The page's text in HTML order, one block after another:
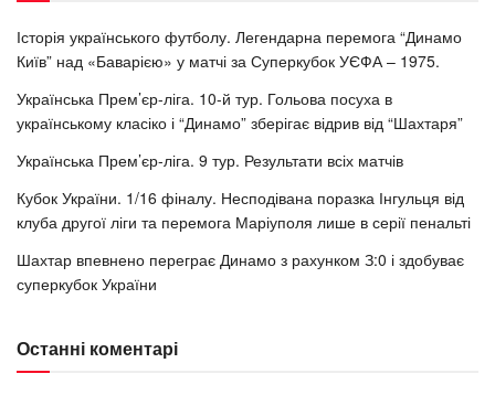
Історія українського футболу. Легендарна перемога “Динамо
Київ” над «Баварією» у матчі за Суперкубок УЄФА – 1975.
Українська Прем’єр-ліга. 10-й тур. Гольова посуха в
українському класіко і “Динамо” зберігає відрив від “Шахтаря”
Українська Прем’єр-ліга. 9 тур. Результати всіх матчів
Кубок України. 1/16 фіналу. Несподівана поразка Інгульця від
клуба другої ліги та перемога Маріуполя лише в серії пенальті
Шахтар впевнено переграє Динамо з рахунком З:0 і здобуває
суперкубок України
Останні коментарі